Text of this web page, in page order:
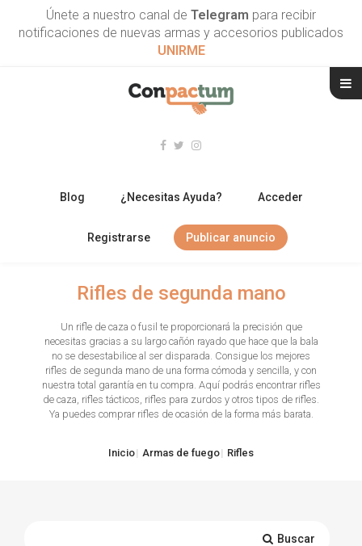
Únete a nuestro canal de Telegram para recibir
notificaciones de nuevas armas y accesorios publicados
UNIRME
Blog ¿Necesitas Ayuda? Acceder
Registrarse Publicar anuncio
ARMAS CORTAS
TIRO Y COMPETICIÓN
AIRE COMPRIMIDO
Rifles de segunda mano
Un rifle de caza o fusil te proporcionará la precisión que
necesitas gracias a su largo cañón rayado que hace que la bala
no se desestabilice al ser disparada. Consigue los mejores
rifles de segunda mano de una forma cómoda y sencilla, y con
nuestra total garantía en tu compra. Aquí podrás encontrar rifles
de caza, rifles tácticos, rifles para zurdos y otros tipos de rifles.
Ya puedes comprar rifles de ocasión de la forma más barata.
Inicio Armas de fuego Rifles
Buscar